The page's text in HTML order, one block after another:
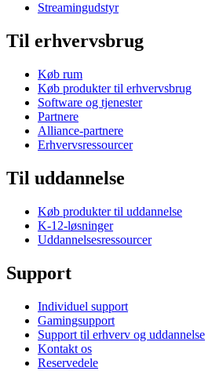
Streamingudstyr
Til erhvervsbrug
Køb rum
Køb produkter til erhvervsbrug
Software og tjenester
Partnere
Alliance-partnere
Erhvervsressourcer
Til uddannelse
Køb produkter til uddannelse
K-12-løsninger
Uddannelsesressourcer
Support
Individuel support
Gamingsupport
Support til erhverv og uddannelse
Kontakt os
Reservedele